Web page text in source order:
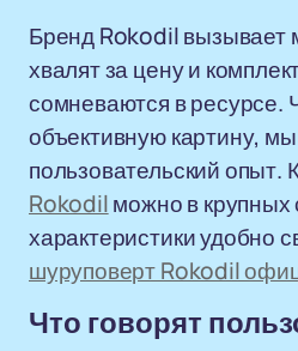
Бренд Rokodil вызывает
хвалят за цену и
сомневаются в ресурсе.
объективную картину,
пользовательский опыт.
Rokodilможно в крупных
характеристики удобно
шуруповерт Rokodil
Что говорят